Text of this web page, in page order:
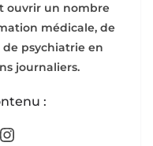
ouvrir un nombre
médicale, de
psychiatrie en
journaliers.
:
Instagram